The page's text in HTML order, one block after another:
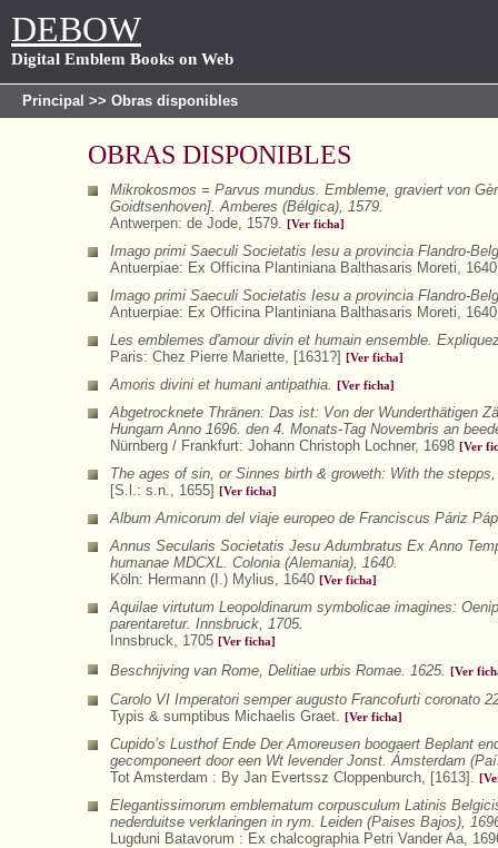
DEBOW
Digital Emblem Books on Web
Principal >> Obras disponibles
OBRAS DISPONIBLES
Mikrokosmos = Parvus mundus. Embleme, graviert von
Goidtsenhoven]. Amberes (Bélgica), 1579.
Antwerpen: de Jode, 1579.
[Ver ficha]
Imago primi Saeculi Societatis Iesu a provincia Flandro-
Antuerpiae: Ex Officina Plantiniana Balthasaris Moreti,
Imago primi Saeculi Societatis Iesu a provincia Flandro-
Antuerpiae: Ex Officina Plantiniana Balthasaris Moreti,
Les emblemes d'amour divin et humain ensemble.
Paris: Chez Pierre Mariette, [1631?]
[Ver ficha]
Amoris divini et humani antipathia. [Ver ficha]
Abgetrocknete Thränen: Das ist: Von der Wunderthätigen
Hungarn Anno 1696. den 4. Monats-Tag Novembris an
Nürnberg / Frankfurt: Johann Christoph Lochner, 1698 [Ver
The ages of sin, or Sinnes birth & groweth: With the
[S.l.: s.n., 1655]
[Ver ficha]
Album Amicorum del viaje europeo de Franciscus Páriz
Annus Secularis Societatis Jesu Adumbratus Ex Anno
humanae MDCXL. Colonia (Alemania), 1640.
Köln: Hermann (I.) Mylius, 1640 [Ver ficha]
Aquilae virtutum Leopoldinarum symbolicae imagines:
parentaretur. Innsbruck, 1705.
Innsbruck, 1705 [Ver ficha]
Beschrijving van Rome, Delitiae urbis Romae. 1625. [Ver
Carolo VI Imperatori semper augusto Francofurti coronato
Typis & sumptibus Michaelis Graet.
[Ver ficha]
Cupido’s Lusthof Ende Der Amoreusen boogaert Beplant
gecomponeert door een Wt levender Jonst. Ámsterdam
Tot Amsterdam : By Jan Evertssz Cloppenburch, [1613].
Elegantissimorum emblematum corpusculum Latinis
nederduitse verklaringen in rym. Leiden (Paises Bajos),
Lugduni Batavorum : Ex chalcographia Petri Vander Aa,